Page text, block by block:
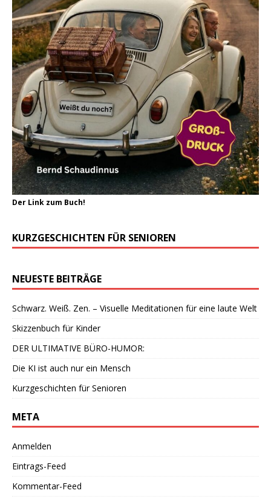
Der Link zum Buch!
KURZGESCHICHTEN FÜR SENIOREN
NEUESTE BEITRÄGE
Schwarz. Weiß. Zen. – Visuelle Meditationen für eine laute Welt
Skizzenbuch für Kinder
DER ULTIMATIVE BÜRO-HUMOR:
Die KI ist auch nur ein Mensch
Kurzgeschichten für Senioren
META
Anmelden
Eintrags-Feed
Kommentar-Feed